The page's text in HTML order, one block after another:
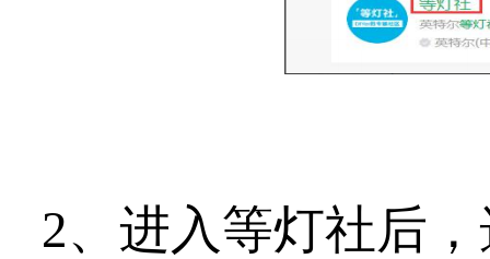
2、进入等灯社后，